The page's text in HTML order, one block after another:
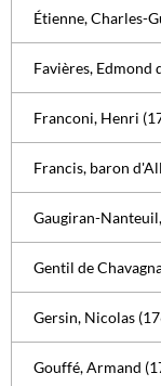
Étienne, Charles-
Favières, Edmond
Franconi, Henri
Francis, baron
Gaugiran-
Gentil de
Gersin, Nicolas
Gouffé, Armand